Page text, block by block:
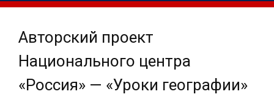
Авторский проект
Национального центра
«Россия» — «Уроки географии»